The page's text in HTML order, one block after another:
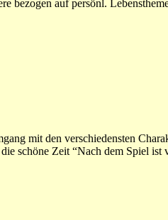
bezogen auf persönl.
mit den verschiedensten
schöne Zeit “Nach dem Spiel